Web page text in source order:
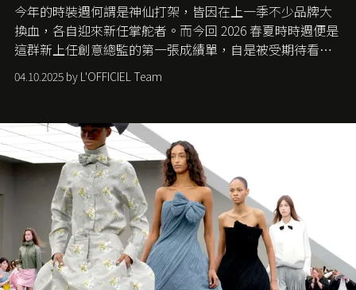
今年的時裝週何謂是神仙打架，皆因在上一季不少品牌大
換血，各自迎來新任掌舵者。而今回 2026 春夏時時週便是
這群新上任創意總監的第一張成績單，自是被受期待看他
們如何各顯神通。意大利老牌 Gucci 在過去幾個季度業績
難已救回，開雲集團任命成功曾翻轉 Balenciaga 的愛將
團市值一日蒸發 30 億美元，大眾擔心走得太前的 Demna
會忽略品牌的美學基礎，最後變成三不像。而從剛剛推出
的首作所造成的話題及關注度，我們便知道 Demna 沒這麼
簡單，一個嶄新的 Gucci 時代已經展開！
04.10.2025 by L'OFFICIEL Team